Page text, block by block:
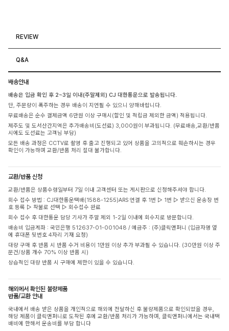
REVIEW
Q&A
배송안내
배송은 입금 확인 후 2~3일 이내(주말제외) CJ 대한통운으로 발송됩니다.
단, 주문량이 폭주하는 경우 배송이 지연될 수 있으니 양해바랍니다.
무료배송은 순수 결제금액 6만원 이상 구매시(할인 및 적립금 제외한 금액) 적용됩니다.
제주도 및 도서산간지역은 추가배송비(도선료) 3,000원이 부과됩니다. (무료배송,교환/반품
시에도 도선료는 고객님 부담)
모든 배송 과정은 CCTV로 촬영 후 출고 진행되고 있어 상품을 고의적으로 훼손하시는 경우
확인이 가능하며 교환/반품 처리 절대 불가합니다.
교환/반품 신청
교환/반품은 상품수령일부터 7일 이내 고객센터 또는 게시판으로 신청해주셔야 합니다.
회수 접수 방법 : CJ대한통운택배(1588-1255)ARS 연결 후 1번 ▷ 1번 ▷ 받으신 운송장 번
호 등록 ▷ 착불로 선택 ▷ 회수접수 완료
회수 접수 후 대한통운 담당 기사가 주말 제외 1-2일 이내에 회수지로 방문합니다.
배송비 입금계좌 : 국민은행 512637-01-001048 / 예금주 : (주)클릭앤퍼니 (입금자명 옆
에 휴대폰 뒷번호 4자리 기재 요청)
대량 구매 후 반품 시 반품 수거 비용이 1만원 이상 추가 부과될 수 있습니다. (30만원 이상 주
문건/상품 개수 70% 이상 반품 시)
상습적인 대량 반품 시 구매에 제한이 있을 수 있습니다.
해외에서 확인된 불량제품
반품/교환 안내
국내에서 배송 받은 상품을 개인적으로 해외에 전달하신 후 불량제품으로 확인되었을 경우,
해당 제품이 클릭앤퍼니로 도착된 후에 교환/반품 처리가 가능하며, 클릭앤퍼니에서는 국내택
배비에 한해서 운송비를 부담 합니다